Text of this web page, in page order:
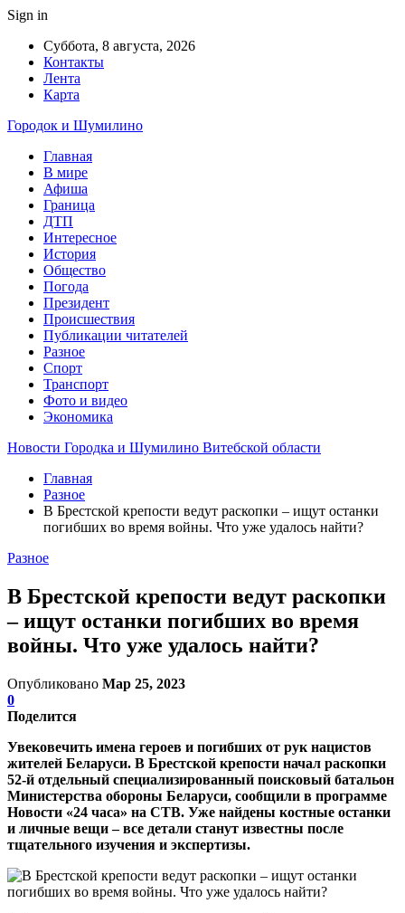
Sign in
Суббота, 8 августа, 2026
Контакты
Лента
Карта
Городок и Шумилино
Главная
В мире
Афиша
Граница
ДТП
Интересное
История
Общество
Погода
Президент
Происшествия
Публикации читателей
Разное
Спорт
Транспорт
Фото и видео
Экономика
Новости Городка и Шумилино Витебской области
Главная
Разное
В Брестской крепости ведут раскопки – ищут останки
погибших во время войны. Что уже удалось найти?
Разное
В Брестской крепости ведут раскопки
– ищут останки погибших во время
войны. Что уже удалось найти?
Опубликовано Мар 25, 2023
0
Поделится
Увековечить имена героев и погибших от рук нацистов
жителей Беларуси. В Брестской крепости начал раскопки
52-й отдельный специализированный поисковый батальон
Министерства обороны Беларуси, сообщили в программе
Новости «24 часа» на СТВ. Уже найдены костные останки
и личные вещи – все детали станут известны после
тщательного изучения и экспертизы.